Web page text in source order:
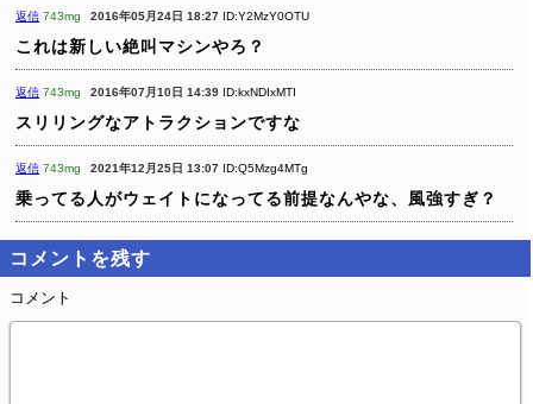
返信 743mg 2016年05月24日 18:27 ID:Y2MzY0OTU
これは新しい絶叫マシンやろ？
返信 743mg 2016年07月10日 14:39 ID:kxNDIxMTI
スリリングなアトラクションですな
返信 743mg 2021年12月25日 13:07 ID:Q5Mzg4MTg
乗ってる人がウェイトになってる前提なんやな、風強すぎ？
コメントを残す
コメント